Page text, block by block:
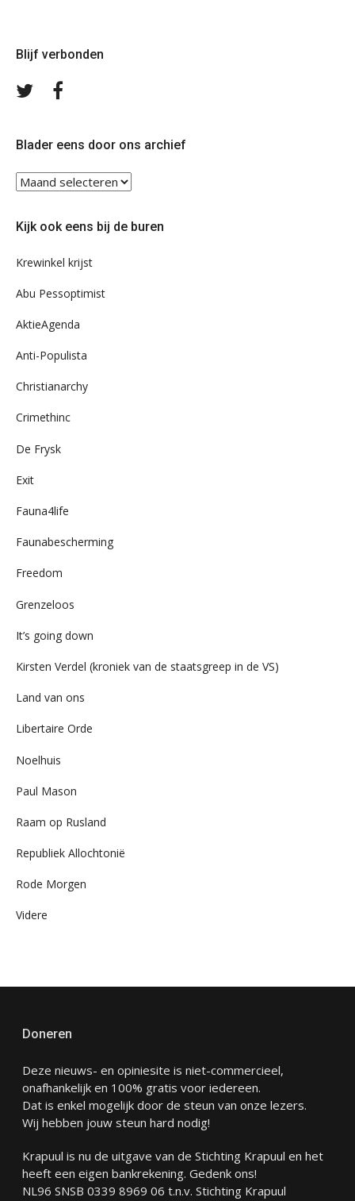
Blijf verbonden
Volg
Blader eens door ons archief
Blader
eens
ons
Kijk ook eens bij de buren
Krewinkel krijst
Abu Pessoptimist
AktieAgenda
Anti-Populista
Christianarchy
Crimethinc
De Frysk
Exit
Fauna4life
Faunabescherming
Freedom
Grenzeloos
It’s going down
Kirsten Verdel (kroniek van de staatsgreep in de VS)
Land van ons
Libertaire Orde
Noelhuis
Paul Mason
Raam op Rusland
Republiek Allochtonië
Rode Morgen
Videre
Doneren
Deze nieuws- en opiniesite is niet-commercieel,
onafhankelijk en 100% gratis voor iedereen.
Dat is enkel mogelijk door de steun van onze lezers.
Wij hebben jouw steun hard nodig!
Krapuul is nu de uitgave van de Stichting Krapuul en het
heeft een eigen bankrekening. Gedenk ons!
NL96 SNSB 0339 8969 06 t.n.v. Stichting Krapuul